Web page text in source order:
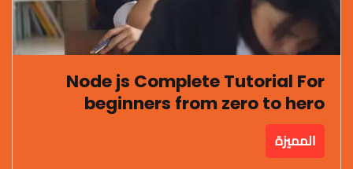
Node js Complete Tutorial For
beginners from zero to hero
المميزة